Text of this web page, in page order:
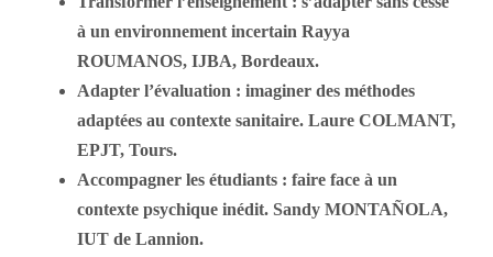
à un environnement incertain Rayya
ROUMANOS, IJBA, Bordeaux.
Adapter l’évaluation : imaginer des méthodes
adaptées au contexte sanitaire. Laure COLMANT,
EPJT, Tours.
Accompagner les étudiants : faire face à un
contexte psychique inédit. Sandy MONTAÑOLA,
IUT de Lannion.